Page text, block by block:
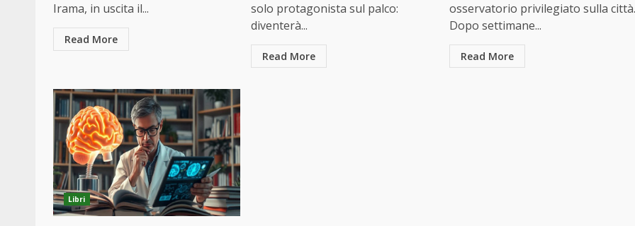
Irama, in uscita il...
Read More
solo protagonista sul palco:
diventerà...
Read More
osservatorio privilegiato sulla città.
Dopo settimane...
Read More
Libri